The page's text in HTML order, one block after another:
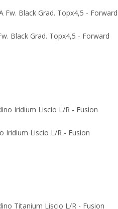
Black Grad. Topx4,5 - Forward
Iridium Liscio L/R - Fusion